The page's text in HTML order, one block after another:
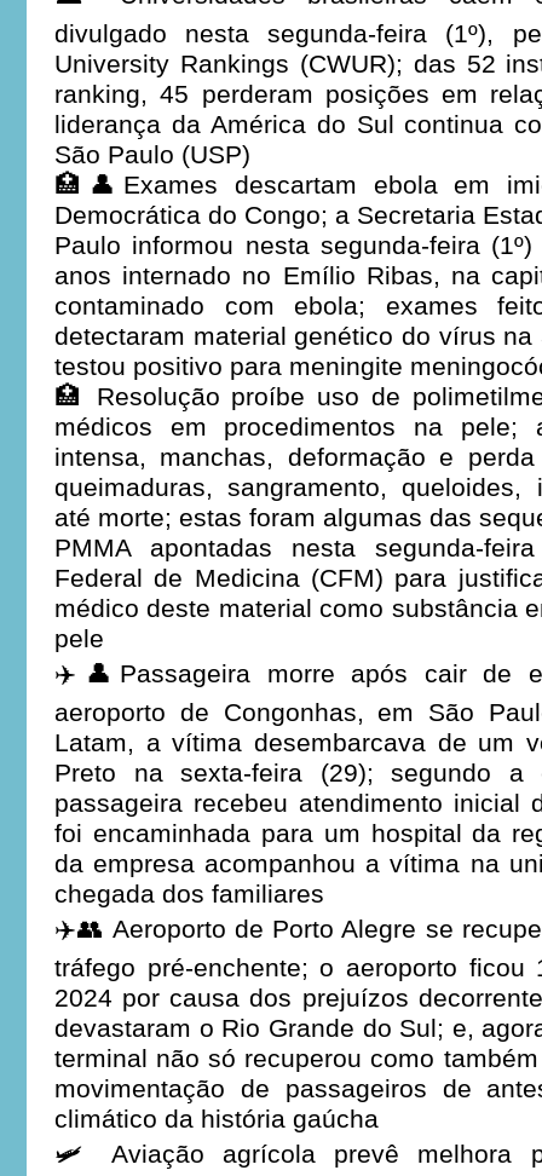
divulgado nesta segunda-feira (1º),
University Rankings (CWUR); das 52
ranking, 45 perderam posições em
liderança da América do Sul continua
São Paulo (USP)
🏥👤Exames descartam ebola em
Democrática do Congo; a Secretaria
Paulo informou nesta segunda-feira
anos internado no Emílio Ribas, na
contaminado com ebola; exames
detectaram material genético do vírus
testou positivo para meningite
🏥 Resolução proíbe uso de
médicos em procedimentos na pele;
intensa, manchas, deformação e
queimaduras, sangramento,
até morte; estas foram algumas das
PMMA apontadas nesta segunda-
Federal de Medicina (CFM) para
médico deste material como substância
pele
✈️👤Passageira morre após cair de
aeroporto de Congonhas, em São
Latam, a vítima desembarcava de um
Preto na sexta-feira (29); segundo a
passageira recebeu atendimento inicial
foi encaminhada para um hospital da
da empresa acompanhou a vítima na
chegada dos familiares
✈️👥 Aeroporto de Porto Alegre se
tráfego pré-enchente; o aeroporto ficou
2024 por causa dos prejuízos
devastaram o Rio Grande do Sul; e,
terminal não só recuperou como
movimentação de passageiros de
climático da história gaúcha
🛩️ Aviação agrícola prevê melhora